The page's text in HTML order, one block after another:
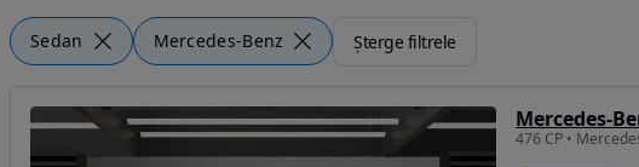
Sedan Mercedes-Benz Șterge filtrele
Mercedes-
476 CP •